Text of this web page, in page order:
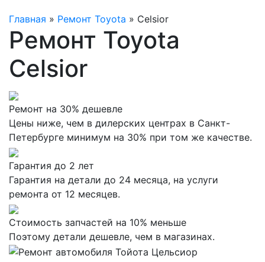
Главная » Ремонт Toyota » Celsior
Ремонт Toyota
Celsior
Ремонт на 30% дешевле
Цены ниже, чем в дилерских центрах в Санкт-
Петербурге минимум на 30% при том же качестве.
Гарантия до 2 лет
Гарантия на детали до 24 месяца, на услуги
ремонта от 12 месяцев.
Стоимость запчастей на 10% меньше
Поэтому детали дешевле, чем в магазинах.